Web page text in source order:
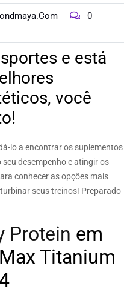
0
e está
você
lo a encontrar os suplementos
desempenho e atingir os
conhecer as opções mais
seus treinos! Preparado
Protein em
Titanium